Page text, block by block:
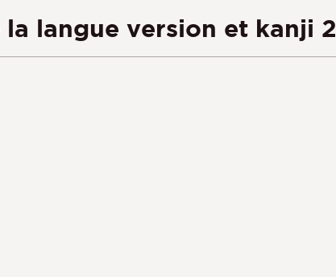
langue version et kanji 2